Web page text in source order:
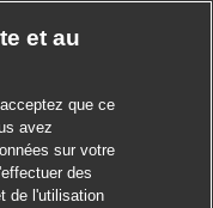
et au
que ce
avez
sur votre
des
de l'utilisation